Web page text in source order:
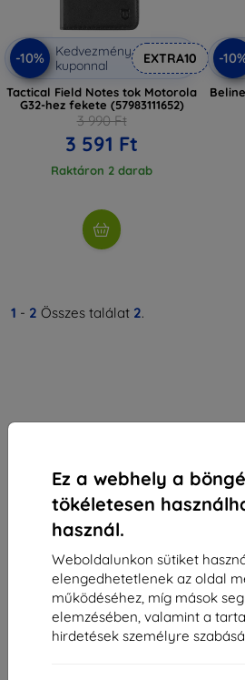
Ez a webhely a
tökéletesen
használ.
Weboldalunkon sütiket
elengedhetetlenek az oldal
működéséhez, míg mások
elemzésében, valamint a
hirdetések személyre
-10%
Kedvezmény
kuponnal
EXTRA10
Tactical Field Notes tok Motorola
G32-hez fekete (57983111652)
3 990 Ft
3 591 Ft
Raktáron 2 darab
-
1 - 2 Összes találat 2.
Shield-Sk s.r.o.
Rudolf Mocka utca 3750/2A
841 04 Bratislava
Cégjegyzékszám:
46701494
ÁFA-azonosító:
SK2023549671
Elérhetőség